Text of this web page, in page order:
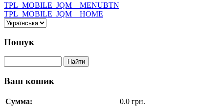
TPL_MOBILE_JQM__MENUBTN
TPL_MOBILE_JQM__HOME
Пошук
Ваш кошик
Сумма:
0.0 грн.